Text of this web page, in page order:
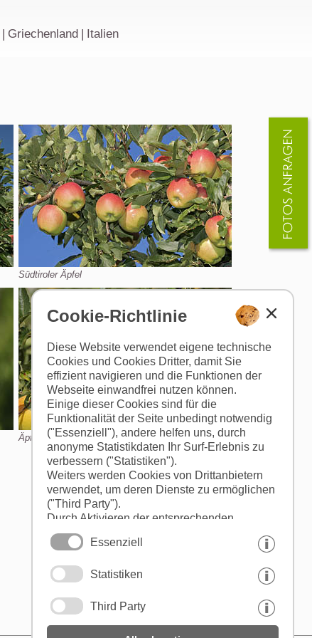
Cookie-Richtlinie
Diese Website verwendet eigene technische
Cookies und Cookies Dritter, damit Sie
effizient navigieren und die Funktionen der
Webseite einwandfrei nutzen können.
Einige dieser Cookies sind für die
Funktionalität der Seite unbedingt notwendig
("Essenziell"), andere helfen uns, durch
anonyme Statistikdaten Ihr Surf-Erlebnis zu
verbessern ("Statistiken").
Weiters werden Cookies von Drittanbietern
verwendet, um deren Dienste zu ermöglichen
("Third Party").
Durch Aktivieren der entsprechenden
Schaltflächen entscheiden Sie selbst, welche
Cookies zum Einsatz kommen.
"Auswahl speichern" oder "Auswahl
der ausgewählten Cookies erlauben.
Ihre Einwilligung können Sie jederzeit
widerrufen.
Essenziell
Statistiken
Third Party
| Griechenland | Italien
Südtiroler Äpfel
Äpfel aus Südtirol